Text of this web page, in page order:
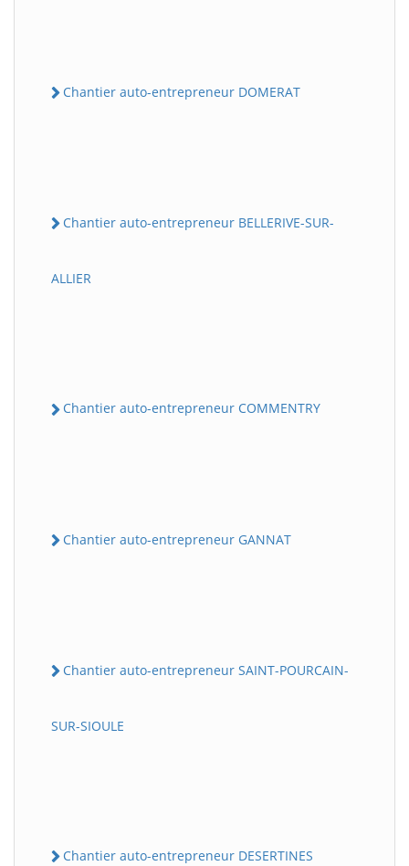
Chantier auto-entrepreneur DOMERAT
Chantier auto-entrepreneur BELLERIVE-SUR-
ALLIER
Chantier auto-entrepreneur COMMENTRY
Chantier auto-entrepreneur GANNAT
Chantier auto-entrepreneur SAINT-POURCAIN-
SUR-SIOULE
Chantier auto-entrepreneur DESERTINES